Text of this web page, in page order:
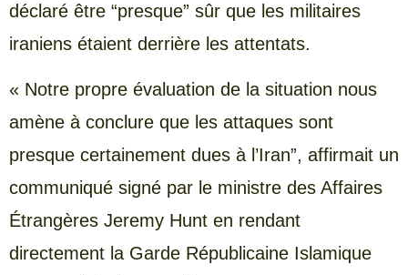
déclaré être “presque” sûr que les militaires
iraniens étaient derrière les attentats.
« Notre propre évaluation de la situation nous
amène à conclure que les attaques sont
presque certainement dues à l’Iran”, affirmait un
communiqué signé par le ministre des Affaires
Étrangères Jeremy Hunt en rendant
directement la Garde Républicaine Islamique